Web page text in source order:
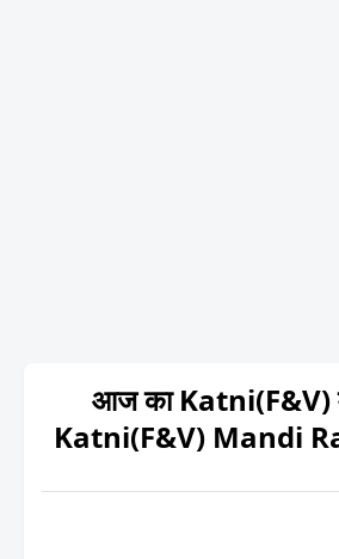
आज का Katni(F&V)
Katni(F&V) Mandi